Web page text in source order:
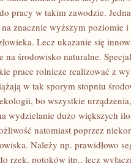
pracy w takim zawodzie.
znacznie wyższym poziomie i
Lecz ukazanie się
na środowisko naturalne.
prace rolnicze realizować z
w tak sporym stopniu
bo wszystkie
wydzielanie dużo większych
natomiast poprzez
Należy np. prawidłowo
rzek, potoków itp., lecz